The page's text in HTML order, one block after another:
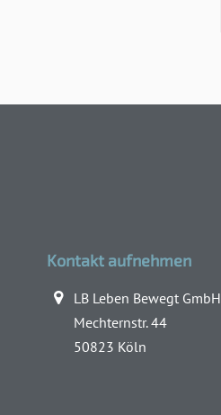
Kontakt aufnehmen
LB Leben Bewegt GmbH
Mechternstr. 44
50823 Köln